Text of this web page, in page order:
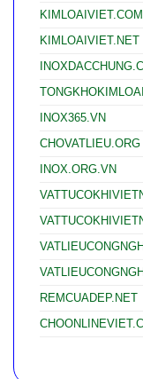
KIMLOAIVIET.COM
KIMLOAIVIET.NET
INOX365.VN
CHOVATLIEU.ORG
INOX.ORG.VN
REMCUADEP.NET